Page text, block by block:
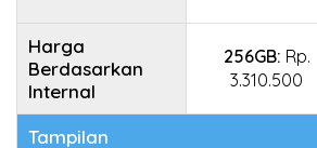
Harga
Berdasarkan
Internal
256GB: Rp.
3.310.500
Tampilan